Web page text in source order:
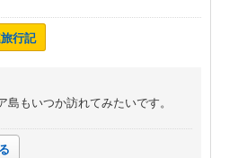
行記
もいつか訪れてみたいです。